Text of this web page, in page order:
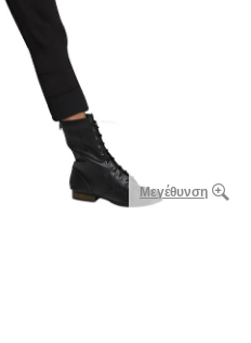
Μεγέθυνση